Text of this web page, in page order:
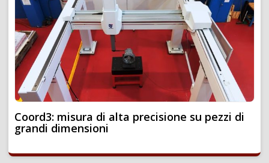
Coord3: misura di alta precisione su pezzi di
grandi dimensioni